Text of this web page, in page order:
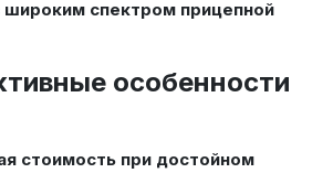
широким спектром прицепной
особенности
стоимость при достойном